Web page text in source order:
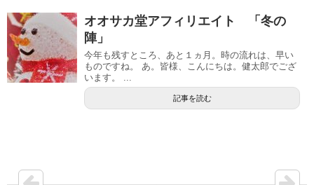
オオサカ堂アフィリエイト 「冬の
陣」
今年も残すところ、あと１ヵ月。時の流れは、早い
ものですね。 あ。皆様、こんにちは。健太郎でござ
います。 ...
記事を読む